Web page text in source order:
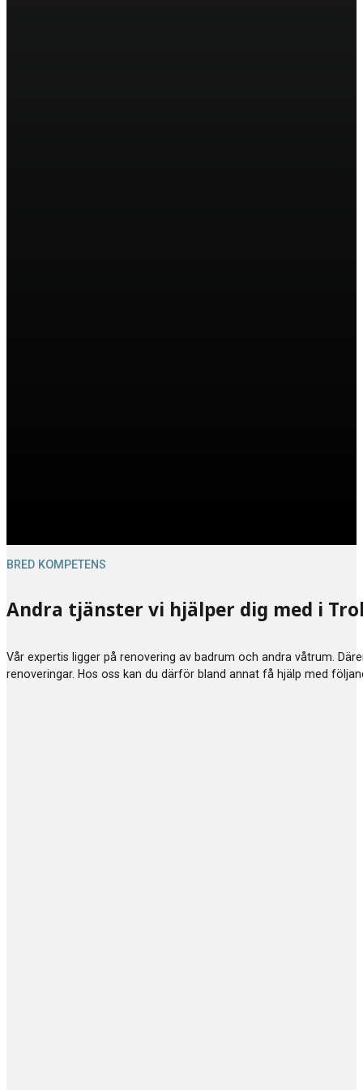
Andra tjänster vi hjälper dig med i
Vår expertis ligger på renovering av badrum och andra våtrum.
renoveringar. Hos oss kan du därför bland annat få hjälp med
BRED KOMPETENS